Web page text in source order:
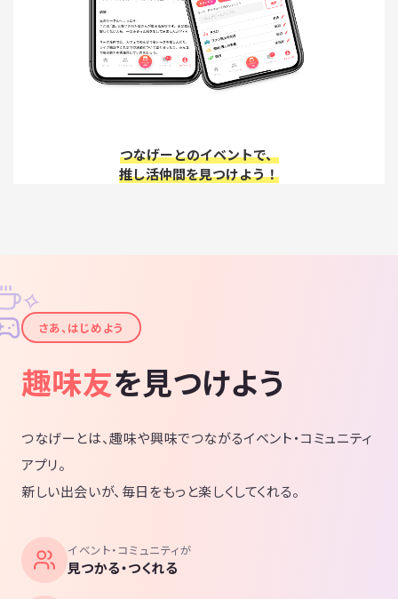
つなげーとのイベントで、
推し活仲間を見つけよう！
✦
✧
さあ、はじめよう
趣味友を見つけよう
つなげーとは、趣味や興味でつながるイベント・コミュニティ
アプリ。
新しい出会いが、毎日をもっと楽しくしてくれる。
イベント・コミュニティが
見つかる・つくれる